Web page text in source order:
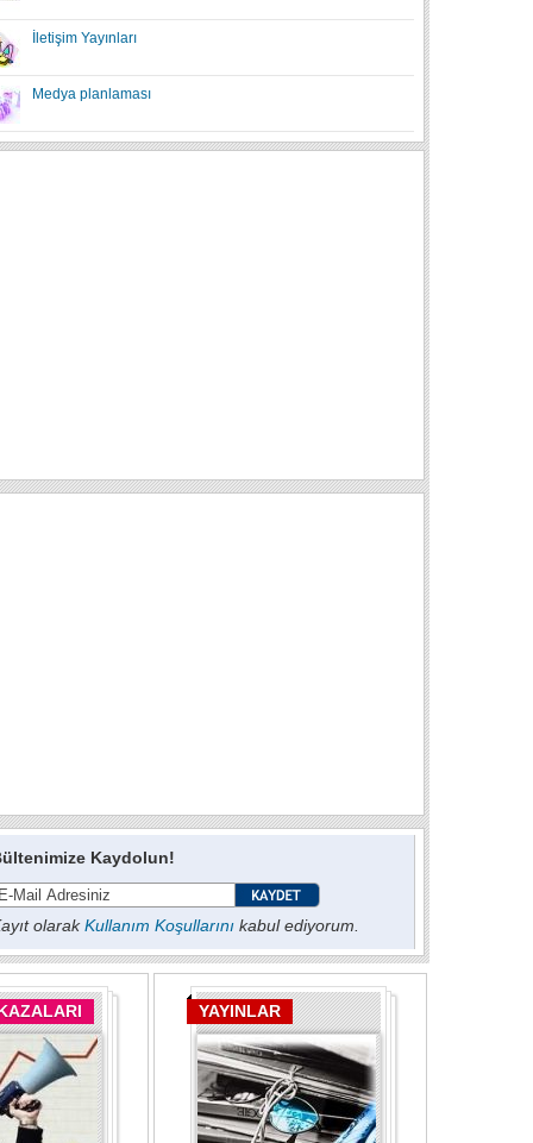
İletişim Yayınları
Medya planlaması
Kaydolun!
olarakKullanım Koşullarını kabul ediyorum.
YAYINLAR